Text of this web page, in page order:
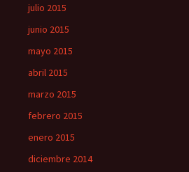
julio 2015
junio 2015
mayo 2015
abril 2015
marzo 2015
febrero 2015
enero 2015
diciembre 2014